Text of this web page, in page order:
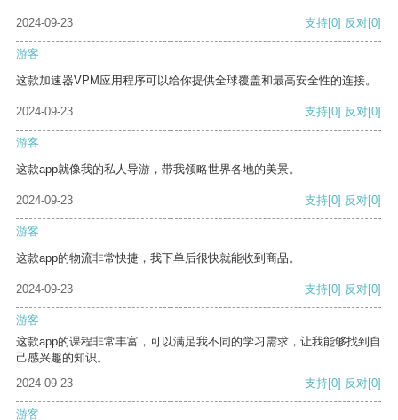
2024-09-23 支持[0] 反对[0]
游客
这款加速器VPM应用程序可以给你提供全球覆盖和最高安全性的连接。
2024-09-23 支持[0] 反对[0]
游客
这款app就像我的私人导游，带我领略世界各地的美景。
2024-09-23 支持[0] 反对[0]
游客
这款app的物流非常快捷，我下单后很快就能收到商品。
2024-09-23 支持[0] 反对[0]
游客
这款app的课程非常丰富，可以满足我不同的学习需求，让我能够找到自
己感兴趣的知识。
2024-09-23
支持[0] 反对[0]
游客